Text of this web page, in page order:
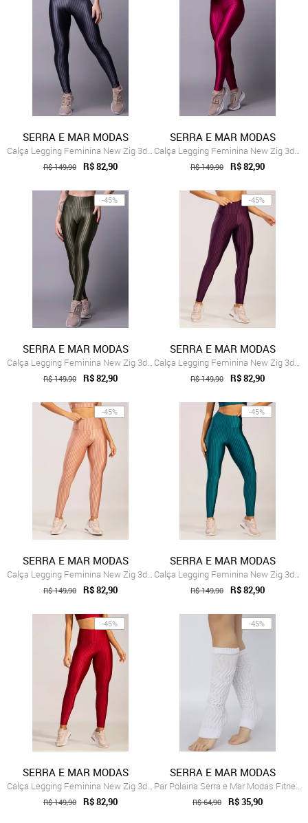
SERRA E MAR MODAS
Calça Legging Feminina New Zig 3d Poliamida Cinza
R$ 149,90 R$ 82,90
SERRA E MAR MODAS
Calça Legging Feminina New Zig 3d Poliam...
R$ 149,90 R$ 82,90
-45%
SERRA E MAR MODAS
Calça Legging Feminina New Zig 3d Poliamida Verde
R$ 149,90 R$ 82,90
-45%
SERRA E MAR MODAS
Calça Legging Feminina New Zig 3d Poliamida Roxo
R$ 149,90 R$ 82,90
-45%
SERRA E MAR MODAS
Calça Legging Feminina New Zig 3d Poliam...
R$ 149,90 R$ 82,90
-45%
SERRA E MAR MODAS
Calça Legging Feminina New Zig 3d Poliamida Azul
R$ 149,90 R$ 82,90
-45%
SERRA E MAR MODAS
Calça Legging Feminina New Zig 3d Poliam...
R$ 149,90 R$ 82,90
-45%
SERRA E MAR MODAS
Par Polaina Serra e Mar Modas Fitness Me...
R$ 64,90 R$ 35,90